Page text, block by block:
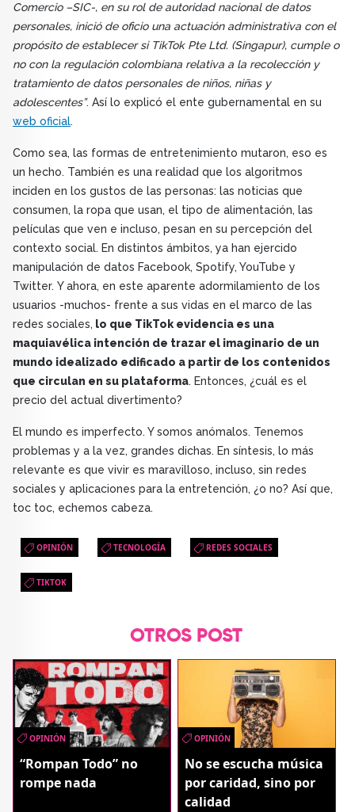
Comercio –SIC-, en su rol de autoridad nacional de datos
personales, inició de oficio una actuación administrativa con el
propósito de establecer si TikTok Pte Ltd. (Singapur), cumple o
no con la regulación colombiana relativa a la recolección y
tratamiento de datos personales de niños, niñas y
adolescentes”. Así lo explicó el ente gubernamental en su
web oficial.
Como sea, las formas de entretenimiento mutaron, eso es
un hecho. También es una realidad que los algoritmos
inciden en los gustos de las personas: las noticias que
consumen, la ropa que usan, el tipo de alimentación, las
películas que ven e incluso, pesan en su percepción del
contexto social. En distintos ámbitos, ya han ejercido
manipulación de datos Facebook, Spotify, YouTube y
Twitter. Y ahora, en este aparente adormilamiento de los
usuarios -muchos- frente a sus vidas en el marco de las
redes sociales, lo que TikTok evidencia es una
maquiavélica intención de trazar el imaginario de un
mundo idealizado edificado a partir de los contenidos
que circulan en su plataforma. Entonces, ¿cuál es el
precio del actual divertimento?
El mundo es imperfecto. Y somos anómalos. Tenemos
problemas y a la vez, grandes dichas. En síntesis, lo más
relevante es que vivir es maravilloso, incluso, sin redes
sociales y aplicaciones para la entretención, ¿o no? Así que,
toc toc, echemos cabeza.
OPINIÓN TECNOLOGÍA REDES SOCIALES
TIKTOK
OTROS POST
OPINIÓN
“Rompan Todo” no
rompe nada
OPINIÓN
No se escucha música
por caridad, sino por
calidad